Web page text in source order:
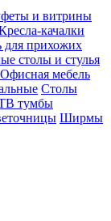
и витрины
качалки
для прихожих
столы и стулья
Офисная мебель
Столы
тумбы
Ширмы